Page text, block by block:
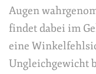
Augen
findet dabei im
eine
Ungleichgewicht